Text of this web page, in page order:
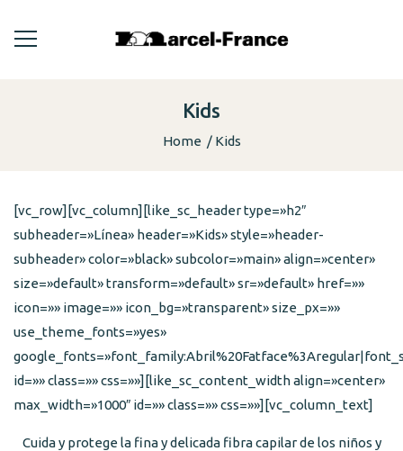
Kids
Home Kids
[vc_row][vc_column][like_sc_header type=»h2″
subheader=»Línea» header=»Kids» style=»header-
subheader» color=»black» subcolor=»main» align=»center»
size=»default» transform=»default» sr=»default» href=»»
icon=»» image=»» icon_bg=»transparent» size_px=»»
use_theme_fonts=»yes»
id=»» class=»» css=»»][like_sc_content_width align=»center»
max_width=»1000″ id=»» class=»» css=»»][vc_column_text]
Cuida y protege la fina y delicada fibra capilar de los niños y